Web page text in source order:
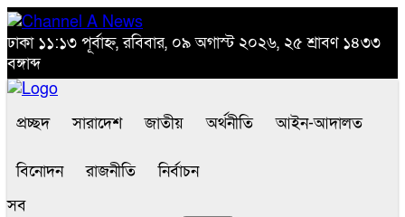
ঢাকা ১১:১৩ পূর্বাহ্ন, রবিবার, ০৯ অগাস্ট ২০২৬, ২৫ শ্রাবণ ১৪৩৩
বঙ্গাব্দ
প্রচ্ছদ সারাদেশ জাতীয় অর্থনীতি আইন-আদালত
বিনোদন রাজনীতি
নির্বাচন
সব